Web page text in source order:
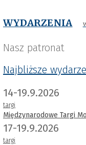
WYDARZENIA
Nasz patronat
Najbliższe
14-19.9.2026
targi
Międzynarodowe Targi
17-19.9.2026
targi